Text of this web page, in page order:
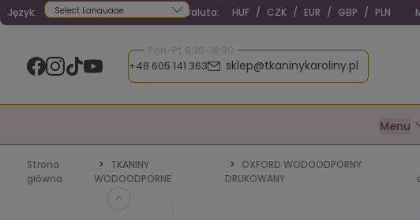
Język:
Powered by
Waluta: HUF / CZK / EUR / GBP / PLN
Pon-Pt 8:30-16:30
+48 605 141 363 sklep@tkaninykaroliny.pl
Menu
Strona
główna
TKANINY
WODOODPORNE
OXFORD WODOODPORNY
DRUKOWANY